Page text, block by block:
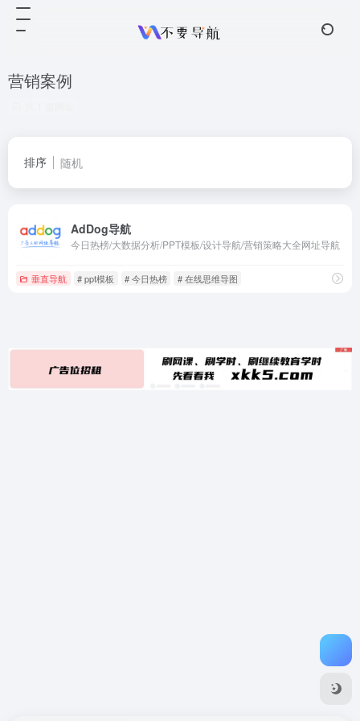
营销案例
排序 随机
AdDog导航
今日热榜/大数据分析/PPT模板/设计导航/营销策略大全网址导航
垂直导航 # ppt模板 # 今日热榜 # 在线思维导图